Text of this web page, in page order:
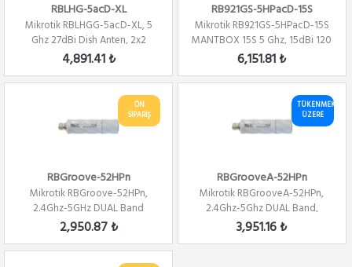
RBLHG-5acD-XL
Mikrotik RBLHGG-5acD-XL, 5
Ghz 27dBi Dish Anten, 2x2
802.11an Wif...
4,891.41 ₺
RB921GS-5HPacD-15S
Mikrotik RB921GS-5HPacD-15S
MANTBOX 15S 5 Ghz, 15dBi 120
ANTEN, 80...
6,151.81 ₺
ÖN
SİPARİŞ
RBGroove-52HPn
Mikrotik RBGroove-52HPn,
2.4Ghz-5GHz DUAL Band
802.11a/b/g/n, PTP...
2,950.87 ₺
TÜKENMEK
ÜZERE
RBGrooveA-52HPn
Mikrotik RBGrooveA-52HPn,
2.4Ghz-5Ghz DUAL Band,
802.11a/b/g/n, PT...
3,951.16 ₺